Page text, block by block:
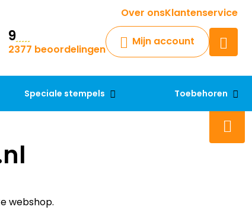
Over onsKlantenservice
9
2377 beoordelingen
Mijn account
Speciale stempels Toebehoren
Veelgestelde vragen
Krijg een antwoord op uw vraag
Chat 24/7 met onze chatbot
voor hulp
webshop.